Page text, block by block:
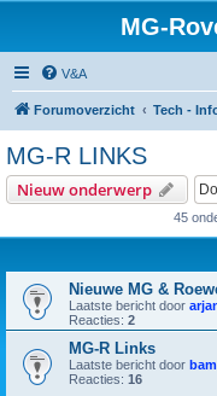
MG-
V&A
Forumoverzicht Tech -
MG-R LINKS
Nieuw onderwerp
45
Nieuwe MG &
Laatste bericht door
Reacties: 2
MG-R Links
Laatste bericht door bam
Reacties: 16